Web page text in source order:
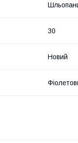
30
Новий